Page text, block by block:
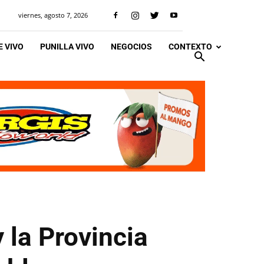
viernes, agosto 7, 2026
VIVO PUNILLA VIVO NEGOCIOS CONTEXTO
la Provincia